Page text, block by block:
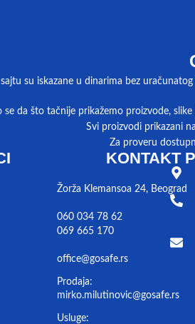
su iskazane u dinarima bez
se da što tačnije prikažemo proizvode,
Svi proizvodi prikazani
Za proveru
KONTAKT
Žorža Klemansoa 24, Beograd
060 034 78 62
069 665 170
office@gosafe.rs
Prodaja:
mirko.milutinovic@gosafe.rs
Usluge: